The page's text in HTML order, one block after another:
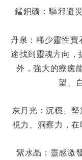
錳鋇礦：驅邪避
丹泉： 稀少靈性寶
途找到靈魂方向，
外，強大的療癒
望、
灰月光：沉穩、
視力、洞察力，在
紫水晶： 靈感激